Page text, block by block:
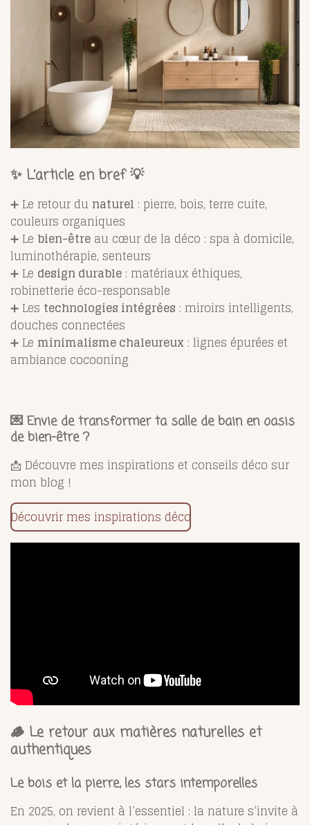
✨ L’article en bref 💡
➕ Le retour du naturel : pierre, bois, terre cuite,
couleurs organiques
➕ Le bien-être au cœur de la déco : spa à domicile,
luminothérapie, senteurs
➕ Le design durable : matériaux éthiques,
robinetterie éco-responsable
➕ Les technologies intégrées : miroirs intelligents,
douches connectées
➕ Le minimalisme chaleureux : lignes épurées et
ambiance cocooning
💌 Envie de transformer ta salle de bain en oasis
de bien-être ?
📩 Découvre mes inspirations et conseils déco sur
mon blog !
Découvrir mes inspirations déco
🪵 Le retour aux matières naturelles et
authentiques
Le bois et la pierre, les stars intemporelles
En 2025, on revient à l’essentiel : la nature s’invite à